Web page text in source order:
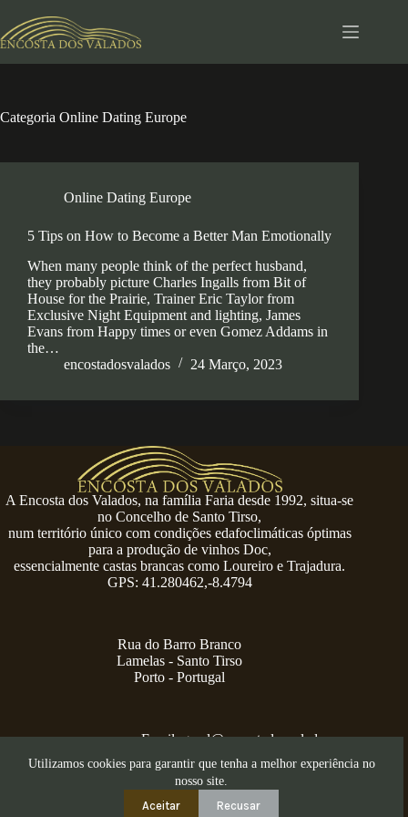
para
o
Utilizamos cookies para garantir que tenha a melhor experiência no
nosso site.
Aceitar
Recusar
Categoria Online Dating Europe
Online Dating Europe
5 Tips on How to Become a Better Man Emotionally
When many people think of the perfect husband,
they probably picture Charles Ingalls from Bit of
House for the Prairie, Trainer Eric Taylor from
Exclusive Night Equipment and lighting, James
Evans from Happy times or even Gomez Addams in
the…
encostadosvalados
24 Março, 2023
A Encosta dos Valados, na família Faria desde 1992, situa-se
no Concelho de Santo Tirso,
num território único com condições edafoclimáticas óptimas
para a produção de vinhos Doc,
essencialmente castas brancas como Loureiro e Trajadura.
GPS: 41.280462,-8.4794
Rua do Barro Branco
Lamelas - Santo Tirso
Porto - Portugal
Email:geral@encostadosvalados.com
+351 914 729 624
Copyright © 2026 – Serra dos Valados